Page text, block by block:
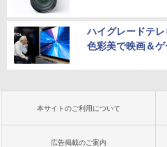
ハイグレードテ
色彩美で映画＆
本サイトのご利用について
広告掲載のご案内